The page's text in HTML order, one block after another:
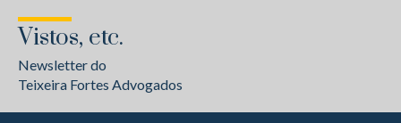
Vistos, etc.
Newsletter do
Teixeira Fortes Advogados